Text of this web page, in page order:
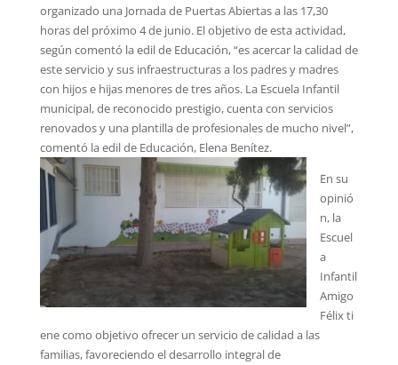
organizado una Jornada de Puertas Abiertas a las 17,30
horas del próximo 4 de junio. El objetivo de esta actividad,
según comentó la edil de Educación, “es acercar la calidad de
este servicio y sus infraestructuras a los padres y madres
con hijos e hijas menores de tres años. La Escuela Infantil
municipal, de reconocido prestigio, cuenta con servicios
renovados y una plantilla de profesionales de mucho nivel”,
comentó la edil de Educación, Elena Benítez.
En su
opinió
n, la
Escuel
a
Infantil
Amigo
Félix ti
ene como objetivo ofrecer un servicio de calidad a las
familias, favoreciendo el desarrollo integral de